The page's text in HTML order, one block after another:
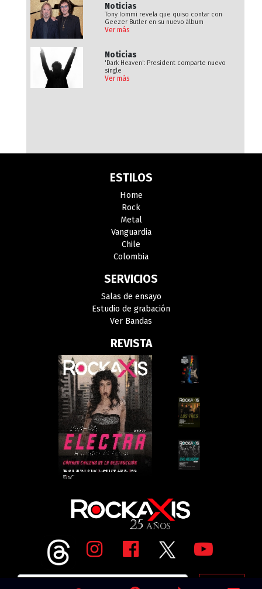
Noticias
Tony Iommi revela que quiso contar con
Geezer Butler en su nuevo álbum
Ver más
Noticias
'Dark Heaven': President comparte nuevo
single
Ver más
ESTILOS
Home
Rock
Metal
Vanguardia
Chile
Colombia
SERVICIOS
Salas de ensayo
Estudio de grabación
Ver Bandas
REVISTA